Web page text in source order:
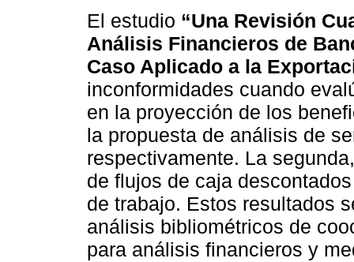
El estudio “Una Revisión
Análisis Financieros de
Caso Aplicado a la
inconformidades cuando
en la proyección de los
la propuesta de análisis de
respectivamente. La
de flujos de caja
de trabajo. Estos resultados
análisis bibliométricos de
para análisis financieros y